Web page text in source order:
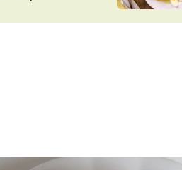
NA TALÍŘI